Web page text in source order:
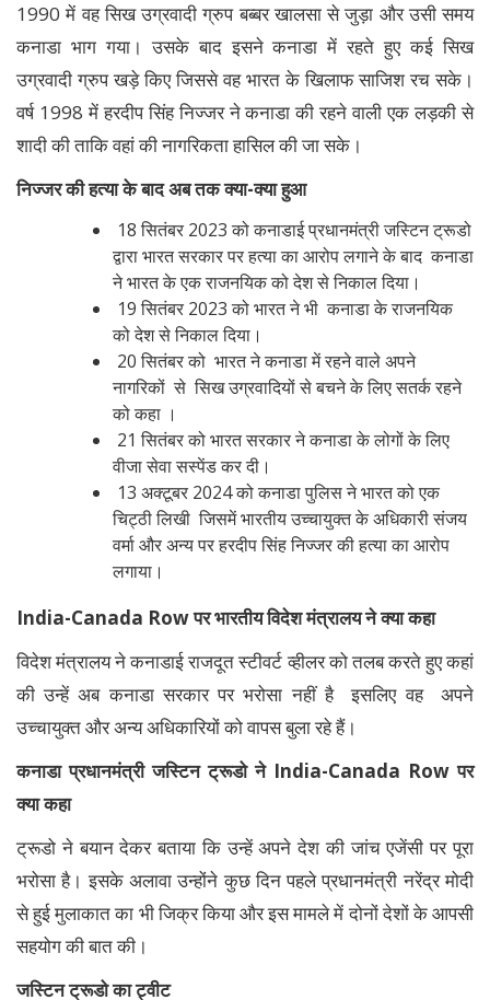
1990 में वह सिख उग्रवादी ग्रुप बब्बर खालसा से जुड़ा और उसी समय
कनाडा भाग गया। उसके बाद इसने कनाडा में रहते हुए कई सिख
उग्रवादी ग्रुप खड़े किए जिससे वह भारत के खिलाफ साजिश रच सके।
वर्ष 1998 में हरदीप सिंह निज्जर ने कनाडा की रहने वाली एक लड़की से
शादी की ताकि वहां की नागरिकता हासिल की जा सके।
निज्जर की हत्या के बाद अब तक क्या-क्या हुआ
18 सितंबर 2023 को कनाडाई प्रधानमंत्री जस्टिन ट्रूडो
द्वारा भारत सरकार पर हत्या का आरोप लगाने के बाद कनाडा
ने भारत के एक राजनयिक को देश से निकाल दिया।
19 सितंबर 2023 को भारत ने भी कनाडा के राजनयिक
को देश से निकाल दिया।
20 सितंबर को भारत ने कनाडा में रहने वाले अपने
नागरिकों से सिख उग्रवादियों से बचने के लिए सतर्क रहने
को कहा ।
21 सितंबर को भारत सरकार ने कनाडा के लोगों के लिए
वीजा सेवा सस्पेंड कर दी।
13 अक्टूबर 2024 को कनाडा पुलिस ने भारत को एक
चिट्ठी लिखी जिसमें भारतीय उच्चायुक्त के अधिकारी संजय
वर्मा और अन्य पर हरदीप सिंह निज्जर की हत्या का आरोप
लगाया।
India-Canada Row पर भारतीय विदेश मंत्रालय ने क्या कहा
विदेश मंत्रालय ने कनाडाई राजदूत स्टीवर्ट व्हीलर को तलब करते हुए कहां
की उन्हें अब कनाडा सरकार पर भरोसा नहीं है इसलिए वह अपने
उच्चायुक्त और अन्य अधिकारियों को वापस बुला रहे हैं।
कनाडा प्रधानमंत्री जस्टिन ट्रूडो ने India-Canada Row पर
क्या कहा
ट्रूडो ने बयान देकर बताया कि उन्हें अपने देश की जांच एजेंसी पर पूरा
भरोसा है। इसके अलावा उन्होंने कुछ दिन पहले प्रधानमंत्री नरेंद्र मोदी
से हुई मुलाकात का भी जिक्र किया और इस मामले में दोनों देशों के आपसी
सहयोग की बात की।
जस्टिन ट्रूडो का ट्वीट